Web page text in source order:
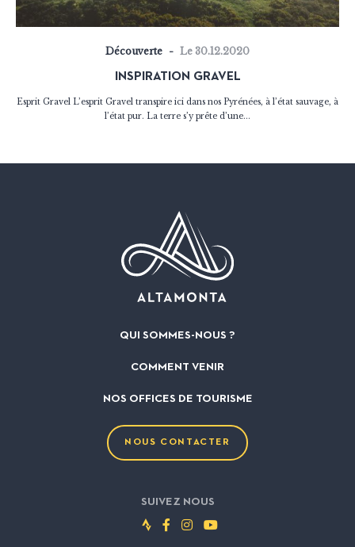
Découverte Le 30.12.2020
INSPIRATION GRAVEL
Esprit Gravel L’esprit Gravel transpire ici dans nos Pyrénées, à l’état sauvage, à
l’état pur. La terre s’y prête d’une...
QUI SOMMES-NOUS ?
COMMENT VENIR
NOS OFFICES DE TOURISME
NOUS CONTACTER
SUIVEZ NOUS
Suivez-
Suivez-
Suivez-Suivez-